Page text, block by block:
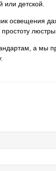
или детской.
освещения
люстры.
а